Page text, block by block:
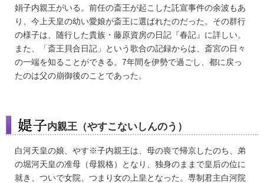
娟子内親王がいる。前任の斎王が起こした託宣事件の余波もあ
り、今上天皇の幼い愛娘が斎王に選ばれたのだった。その群行
の様子は、随行した貴族・藤原資房の日記『春記』に詳しい。
また、「斎王貝合日記」という歌合の記録からは、斎宮の日々
の一端を知ることができる。7年間を伊勢で過ごし、都に戻っ
たのは父の崩御後のことであった。
内親王（やすこないしんのう）
白河天皇の娘、やす※子内親王は、母の喪で帰京したのち、弟
の堀河天皇の准母（母親格）となり、独身のままで皇后の位に
就き、ついで女院、つまり女の上皇となった。専制君主白河院